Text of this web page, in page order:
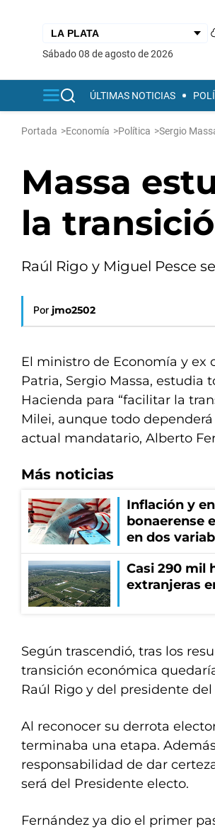
sábado 08 de agosto de 2026
ÚLTIMAS NOTICIAS
Portada >Economía >Política >Sergio
Massa
la
Raúl Rigo y Miguel Pesce
Por jmo2502
El ministro de Economía y ex
Patria, Sergio Massa, estudia
Hacienda para “facilitar la
Milei, aunque todo
actual mandatario, Alberto
Más noticias
Inflación y
bonaerense
en dos
Casi 290 mil
extranjeras
Según trascendió, tras los
transición económica
Raúl Rigo y del presidente
Al reconocer su derrota
terminaba una etapa.
responsabilidad de dar
será del Presidente electo.
Fernández ya dio el primer